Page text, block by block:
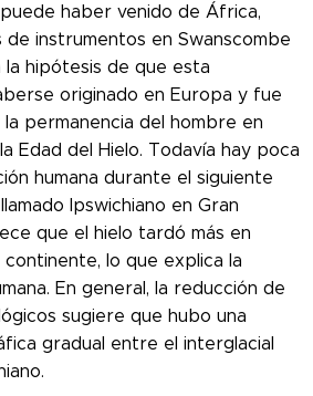
haber venido de África,
de instrumentos en Swanscombe
hipótesis de que esta
originado en Europa y fue
permanencia del hombre en
Edad del Hielo. Todavía hay poca
humana durante el siguiente
Ipswichiano en Gran
que el hielo tardó más en
lo que explica la
En general, la reducción de
sugiere que hubo una
gradual entre el interglacial